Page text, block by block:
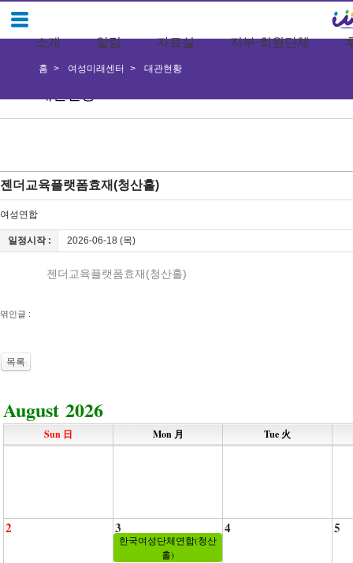
소개 알림 자료실 지부·회원단체
홈 여성미래센터 대관현황
젠더교육플랫폼효재(청산홀)
여성연합
일정시작 : 2026-06-18 (목)
젠더교육플랫폼효재(청산홀)
엮인글 :
목록
August 2026
Sun 日 Mon 月 Tue 火
2 3
한국여성단체연합(청산
홀)
4 5